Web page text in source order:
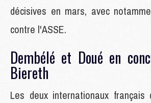
décisives en mars, avec
contre l'ASSE.
Dembélé et Doué en
Biereth
Les deux internationaux